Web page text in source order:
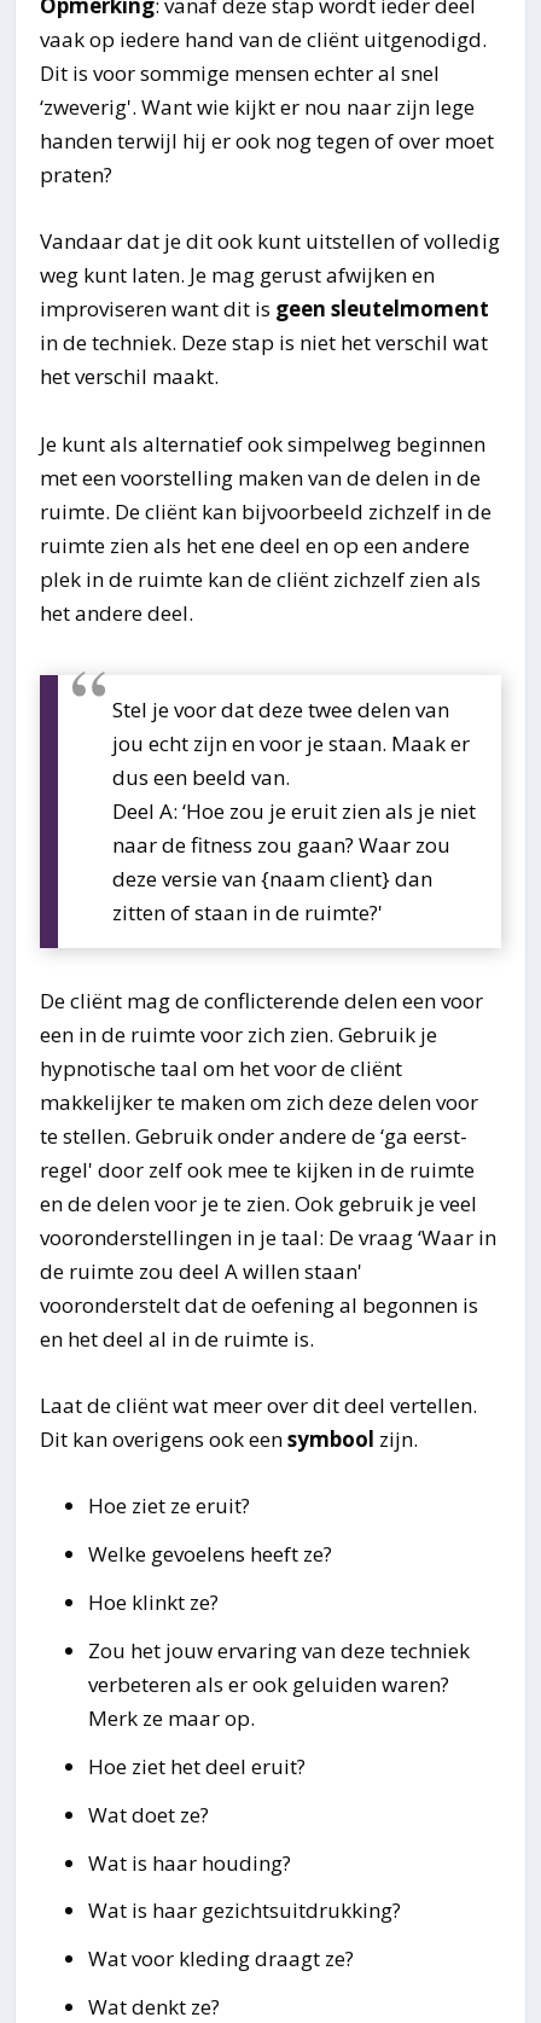
Opmerking: vanaf deze stap wordt ieder deel
vaak op iedere hand van de cliënt uitgenodigd.
Dit is voor sommige mensen echter al snel
‘zweverig'. Want wie kijkt er nou naar zijn lege
handen terwijl hij er ook nog tegen of over moet
praten?
Vandaar dat je dit ook kunt uitstellen of volledig
weg kunt laten. Je mag gerust afwijken en
improviseren want dit is geen sleutelmoment
in de techniek. Deze stap is niet het verschil wat
het verschil maakt.
Je kunt als alternatief ook simpelweg beginnen
met een voorstelling maken van de delen in de
ruimte. De cliënt kan bijvoorbeeld zichzelf in de
ruimte zien als het ene deel en op een andere
plek in de ruimte kan de cliënt zichzelf zien als
het andere deel.
Stel je voor dat deze twee delen van
jou echt zijn en voor je staan. Maak er
dus een beeld van.
Deel A: ‘Hoe zou je eruit zien als je niet
naar de fitness zou gaan? Waar zou
deze versie van {naam client} dan
zitten of staan in de ruimte?'
De cliënt mag de conflicterende delen een voor
een in de ruimte voor zich zien. Gebruik je
hypnotische taal om het voor de cliënt
makkelijker te maken om zich deze delen voor
te stellen. Gebruik onder andere de ‘ga eerst-
regel' door zelf ook mee te kijken in de ruimte
en de delen voor je te zien. Ook gebruik je veel
vooronderstellingen in je taal: De vraag ‘Waar in
de ruimte zou deel A willen staan'
vooronderstelt dat de oefening al begonnen is
en het deel al in de ruimte is.
Laat de cliënt wat meer over dit deel vertellen.
Dit kan overigens ook eensymbool zijn.
Hoe ziet ze eruit?
Welke gevoelens heeft ze?
Hoe klinkt ze?
Zou het jouw ervaring van deze techniek
verbeteren als er ook geluiden waren?
Merk ze maar op.
Hoe ziet het deel eruit?
Wat doet ze?
Wat is haar houding?
Wat is haar gezichtsuitdrukking?
Wat voor kleding draagt ze?
Wat denkt ze?